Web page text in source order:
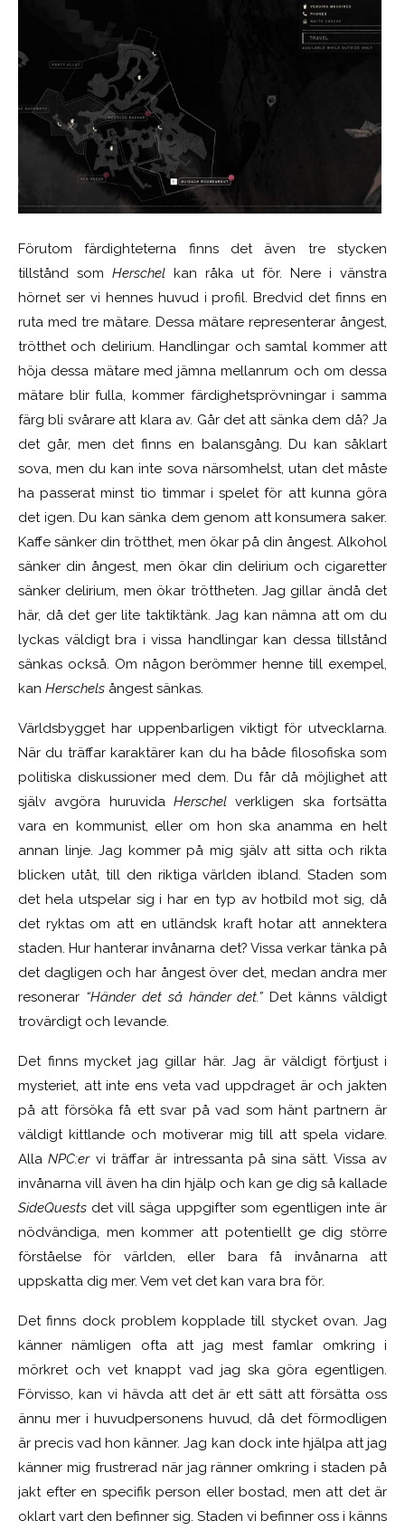
Förutom färdighteterna finns det även tre stycken
tillstånd som Herschel kan råka ut för. Nere i vänstra
hörnet ser vi hennes huvud i profil. Bredvid det finns en
ruta med tre mätare. Dessa mätare representerar ångest,
trötthet och delirium. Handlingar och samtal kommer att
höja dessa mätare med jämna mellanrum och om dessa
mätare blir fulla, kommer färdighetsprövningar i samma
färg bli svårare att klara av. Går det att sänka dem då? Ja
det går, men det finns en balansgång. Du kan såklart
sova, men du kan inte sova närsomhelst, utan det måste
ha passerat minst tio timmar i spelet för att kunna göra
det igen. Du kan sänka dem genom att konsumera saker.
Kaffe sänker din trötthet, men ökar på din ångest. Alkohol
sänker din ångest, men ökar din delirium och cigaretter
sänker delirium, men ökar tröttheten. Jag gillar ändå det
här, då det ger lite taktiktänk. Jag kan nämna att om du
lyckas väldigt bra i vissa handlingar kan dessa tillstånd
sänkas också. Om någon berömmer henne till exempel,
kan Herschels ångest sänkas.
Världsbygget har uppenbarligen viktigt för utvecklarna.
När du träffar karaktärer kan du ha både filosofiska som
politiska diskussioner med dem. Du får då möjlighet att
själv avgöra huruvida Herschelverkligen ska fortsätta
vara en kommunist, eller om hon ska anamma en helt
annan linje. Jag kommer på mig själv att sitta och rikta
blicken utåt, till den riktiga världen ibland. Staden som
det hela utspelar sig i har en typ av hotbild mot sig, då
det ryktas om att en utländsk kraft hotar att annektera
staden. Hur hanterar invånarna det? Vissa verkar tänka på
det dagligen och har ångest över det, medan andra mer
resonerar “Händer det så händer det.”Det känns väldigt
trovärdigt och levande.
Det finns mycket jag gillar här. Jag är väldigt förtjust i
mysteriet, att inte ens veta vad uppdraget är och jakten
på att försöka få ett svar på vad som hänt partnern är
väldigt kittlande och motiverar mig till att spela vidare.
AllaNPC:er vi träffar är intressanta på sina sätt. Vissa av
invånarna vill även ha din hjälp och kan ge dig så kallade
SideQuests det vill säga uppgifter som egentligen inte är
nödvändiga, men kommer att potentiellt ge dig större
förståelse för världen, eller bara få invånarna att
uppskatta dig mer. Vem vet det kan vara bra för.
Det finns dock problem kopplade till stycket ovan. Jag
känner nämligen ofta att jag mest famlar omkring i
mörkret och vet knappt vad jag ska göra egentligen.
Förvisso, kan vi hävda att det är ett sätt att försätta oss
ännu mer i huvudpersonens huvud, då det förmodligen
är precis vad hon känner. Jag kan dock inte hjälpa att jag
känner mig frustrerad när jag ränner omkring i staden på
jakt efter en specifik person eller bostad, men att det är
oklart vart den befinner sig. Staden vi befinner oss i känns